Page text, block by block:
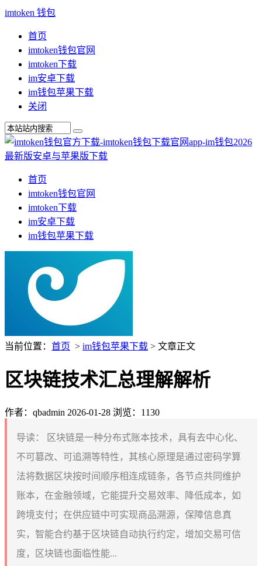
imtoken 钱包
首页
imtoken钱包官网
imtoken下载
im安卓下载
im钱包苹果下载
关闭
首页
imtoken钱包官网
imtoken下载
im安卓下载
im钱包苹果下载
当前位置： 首页 > im钱包苹果下载 > 文章正文
区块链技术汇总理解解析
作者：qbadmin 2026-01-28 浏览：1130
导读：
区块链是一种分布式账本技术，具有去中心化、
不可篡改、可追溯等特性，其核心原理是通过密码学算
法将数据区块按时间顺序相连成链条，各节点共同维护
账本，在金融领域，它能提升交易效率、降低成本，如
跨境支付；在供应链中可实现商品溯源，保障信息真
实，智能合约基于区块链自动执行约定，增加交易可信
度，区块链也面临性能...